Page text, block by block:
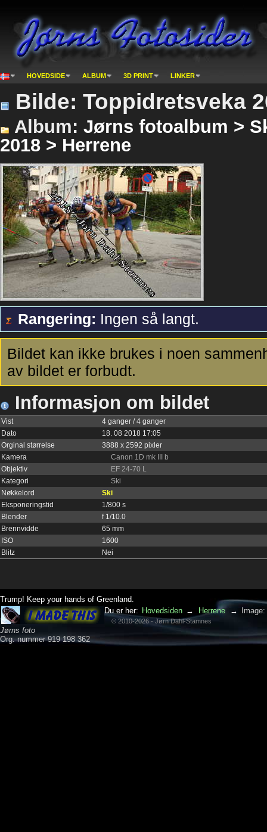
HOVEDSIDE ALBUM 3D PRINT LINKER
Bilde: Toppidretsveka
Album: Jørns fotoalbum >
2018 > Herrene
Rangering: Ingen så langt.
Bildet kan ikke brukes i noen
av bildet er forbudt.
Informasjon om bildet
Vist
4 ganger / 4 ganger
Dato
18. 08 2018 17:05
Orginal størrelse
3888 x 2592 pixler
Kamera
Canon 1D mk III b
Objektiv
EF 24-70 L
Kategori
Ski
Nøkkelord
Ski
Eksponeringstid
1/800 s
Blender
f 1/10.0
Brennvidde
65 mm
ISO
1600
Blitz
Nei
Trump! Keep your hands of Greenland.
Jørns foto
Org. nummer 919 198 362
Du er her: Hovedsiden → Herrene →
© 2010-2026 - Jørn Dahl-Stamnes